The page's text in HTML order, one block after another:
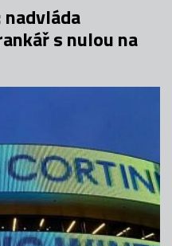
s nulou na